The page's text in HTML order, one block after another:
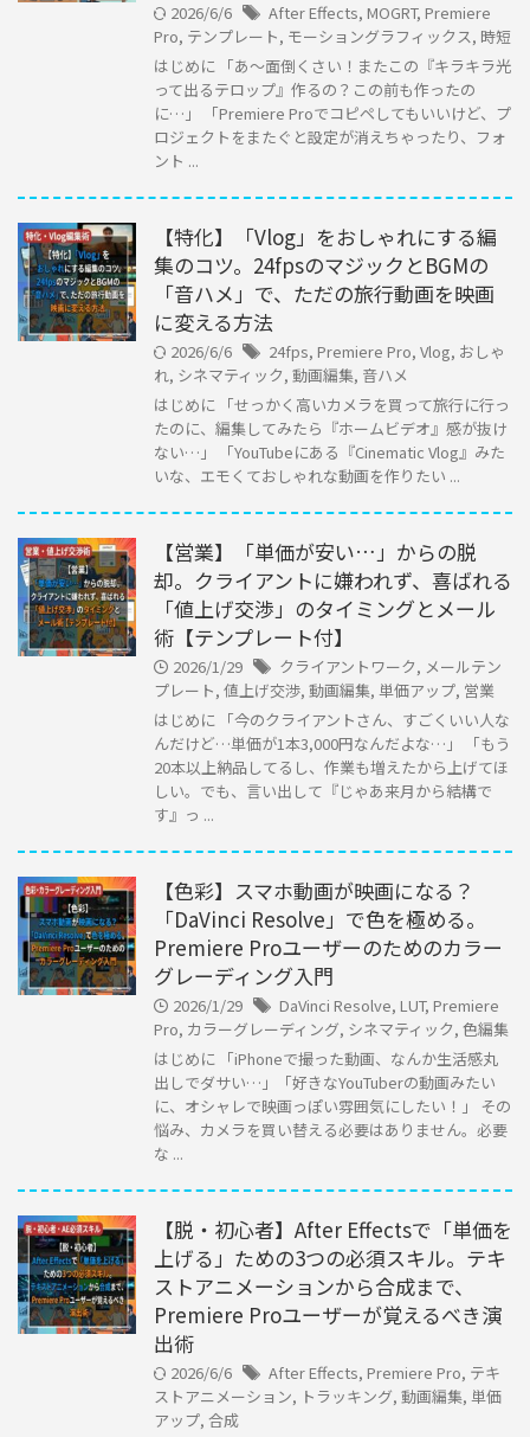
2026/6/6 After Effects, MOGRT, Premiere
Pro, テンプレート, モーショングラフィックス, 時短
はじめに 「あ〜面倒くさい！またこの『キラキラ光
って出るテロップ』作るの？この前も作ったの
に…」 「Premiere Proでコピペしてもいいけど、プ
ロジェクトをまたぐと設定が消えちゃったり、フォ
ント ...
【特化】「Vlog」をおしゃれにする編
集のコツ。24fpsのマジックとBGMの
「音ハメ」で、ただの旅行動画を映画
に変える方法
2026/6/6 24fps, Premiere Pro, Vlog, おしゃ
れ, シネマティック, 動画編集, 音ハメ
はじめに 「せっかく高いカメラを買って旅行に行っ
たのに、編集してみたら『ホームビデオ』感が抜け
ない…」 「YouTubeにある『Cinematic Vlog』みた
いな、エモくておしゃれな動画を作りたい ...
【営業】「単価が安い…」からの脱
却。クライアントに嫌われず、喜ばれる
「値上げ交渉」のタイミングとメール
術【テンプレート付】
2026/1/29 クライアントワーク, メールテン
プレート, 値上げ交渉, 動画編集, 単価アップ, 営業
はじめに 「今のクライアントさん、すごくいい人な
んだけど…単価が1本3,000円なんだよな…」 「もう
20本以上納品してるし、作業も増えたから上げてほ
しい。でも、言い出して『じゃあ来月から結構で
す』っ ...
【色彩】スマホ動画が映画になる？
「DaVinci Resolve」で色を極める。
Premiere Proユーザーのためのカラー
グレーディング入門
2026/1/29 DaVinci Resolve, LUT, Premiere
Pro, カラーグレーディング, シネマティック, 色編集
はじめに 「iPhoneで撮った動画、なんか生活感丸
出しでダサい…」「好きなYouTuberの動画みたい
に、オシャレで映画っぽい雰囲気にしたい！」 その
悩み、カメラを買い替える必要はありません。必要
な ...
【脱・初心者】After Effectsで「単価を
上げる」ための3つの必須スキル。テキ
ストアニメーションから合成まで、
Premiere Proユーザーが覚えるべき演
出術
2026/6/6 After Effects, Premiere Pro, テキ
ストアニメーション, トラッキング, 動画編集, 単価
アップ, 合成